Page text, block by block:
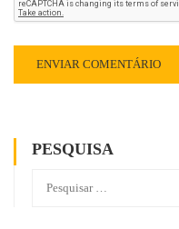
PESQUISA